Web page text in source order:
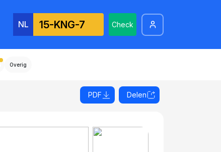
NL Check
Overig
PDF Delen